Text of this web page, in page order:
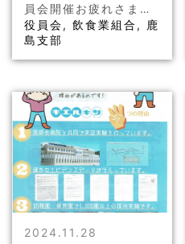
員会開催お疲れさまで
した！
役員会, 飲食業組合 ,
鹿
島支部
2024.11.28